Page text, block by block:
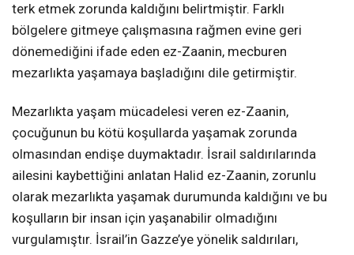
terk etmek zorunda kaldığını belirtmiştir. Farklı
bölgelere gitmeye çalışmasına rağmen evine geri
dönemediğini ifade eden ez-Zaanin, mecburen
mezarlıkta yaşamaya başladığını dile getirmiştir.
Mezarlıkta yaşam mücadelesi veren ez-Zaanin,
çocuğunun bu kötü koşullarda yaşamak zorunda
olmasından endişe duymaktadır. İsrail saldırılarında
ailesini kaybettiğini anlatan Halid ez-Zaanin, zorunlu
olarak mezarlıkta yaşamak durumunda kaldığını ve bu
koşulların bir insan için yaşanabilir olmadığını
vurgulamıştır. İsrail’in Gazze’ye yönelik saldırıları,